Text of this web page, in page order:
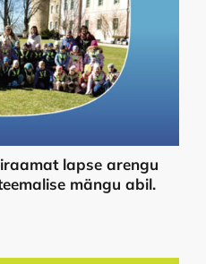
lapse arengu
mängu abil.